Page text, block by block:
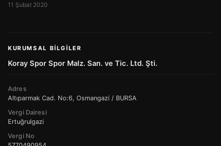
11 Şubat 2020
KURUMSAL BILGILER
Koray Spor Spor Malz. San. ve Tic. Ltd. Şti.
Adres
Altıparmak Cad. No:6, Osmangazi / BURSA
Vergi Dairesi
Ertuğrulgazi
Vergi No